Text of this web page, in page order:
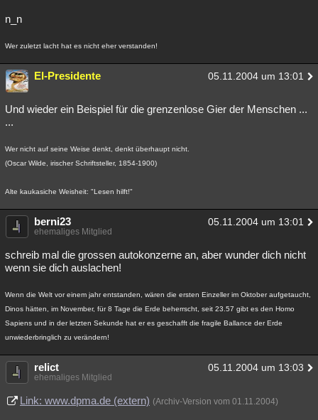
n_n
Wer zuletzt lacht hat es nicht eher verstanden!
El-Presidente 05.11.2004 um 13:01
Und wieder ein Beispiel für die grenzenlose Gier der Menschen ...
...
Wer nicht auf seine Weise denkt, denkt überhaupt nicht.
(Oscar Wilde, irischer Schriftsteller, 1854-1900)
Alte kaukasiche Weisheit: "Lesen hilft!"
berni23 05.11.2004 um 13:01
ehemaliges Mitglied
schreib mal die grossen autokonzerne an, aber wunder dich nicht
wenn sie dich auslachen!
Wenn die Welt vor einem jahr entstanden, wären die ersten Einzeller im Oktober aufgetaucht,
Dinos hätten, im November, für 8 Tage die Erde beherrscht, seit 23.57 gibt es den Homo
Sapiens und in der letzten Sekunde hat er es geschafft die fragile Ballance der Erde
unwiederbringlich zu verändern!
relict 05.11.2004 um 13:03
ehemaliges Mitglied
Link: www.dpma.de (extern) (Archiv-Version vom 01.11.2004)